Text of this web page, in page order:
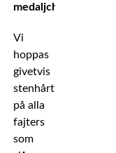
medaljchanser!
Vi
hoppas
givetvis
stenhårt
på alla
fajters
som